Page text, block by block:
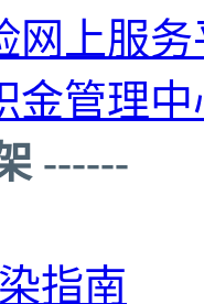
网上服务
金管理中
------
指南